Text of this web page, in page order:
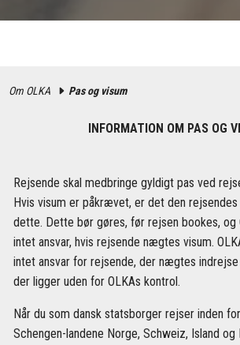
Om OLKA Pas og visum
INFORMATION OM PAS OG
Rejsende skal medbringe gyldigt pas ved
Hvis visum er påkrævet, er det den rejsendes
dette. Dette bør gøres, før rejsen bookes, og
intet ansvar, hvis rejsende nægtes visum.
intet ansvar for rejsende, der nægtes indrejse
der ligger uden for OLKAs kontrol.
Når du som dansk statsborger rejser inden
Schengen-landene Norge, Schweiz, Island og